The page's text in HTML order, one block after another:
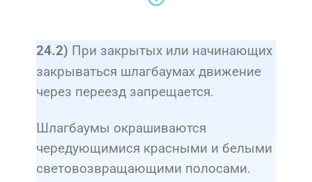
24.2) При закрытых или начинающих
закрываться шлагбаумах движение
через переезд запрещается.
Шлагбаумы окрашиваются
чередующимися красными и белыми
световозвращающими полосами.